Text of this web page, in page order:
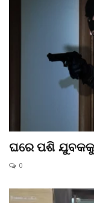
ଘରେ ପଶି ଯୁବକକୁ
0